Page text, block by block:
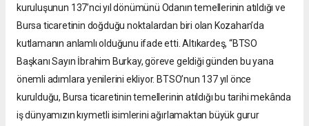
kuruluşunun 137’nci yıl dönümünü Odanın temellerinin atıldığı ve
Bursa ticaretinin doğduğu noktalardan biri olan Kozahan’da
kutlamanın anlamlı olduğunu ifade etti. Altıkardeş, “BTSO
Başkanı Sayın İbrahim Burkay, göreve geldiği günden bu yana
önemli adımlara yenilerini ekliyor. BTSO’nun 137 yıl önce
kurulduğu, Bursa ticaretinin temellerinin atıldığı bu tarihi mekânda
iş dünyamızın kıymetli isimlerini ağırlamaktan büyük gurur